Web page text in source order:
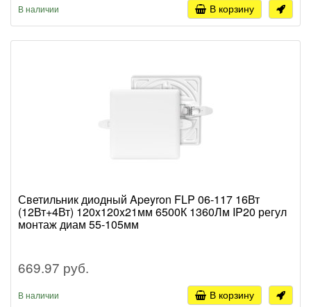
В наличии В корзину
Светильник диодный Apeyron FLP 06-117 16Вт
(12Вт+4Вт) 120x120x21мм 6500К 1360Лм IP20 регул
монтаж диам 55-105мм
669.97 руб.
В наличии В корзину